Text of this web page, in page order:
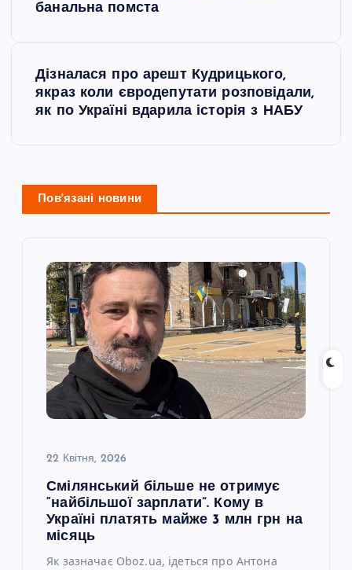
банальна помста
Дізналася про арешт Кудрицького,
якраз коли євродепутати розповідали,
як по Україні вдарила історія з НАБУ
Пов'язані новини
22 Квітня, 2026
Смілянський більше не отримує
“найбільшої зарплати”. Кому в
Україні платять майже 3 млн грн на
місяць
Як зазначає Oboz.ua, ідеться про Антона